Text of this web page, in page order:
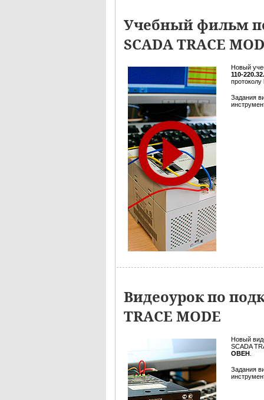
Учебный фильм
SCADA TRACE
Новый
110-
протоколу
Задания
Видеоурок по
TRACE MODE
Новый
SCADA
ОВЕН
Задания